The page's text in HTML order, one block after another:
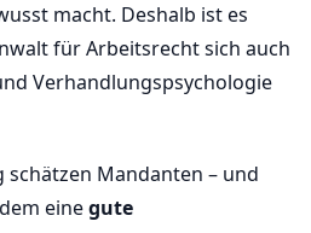
macht. Deshalb ist es
für Arbeitsrecht sich auch
Verhandlungspsychologie
Mandanten – und
einegute